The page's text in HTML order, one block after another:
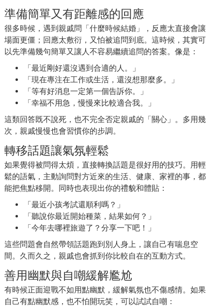
準備簡單又有距離感的回應
很多時候，遇到親戚問「什麼時候結婚」，反應太直接會讓
場面更僵；回應太敷衍，又怕被追問到底。這時候，其實可
以先準備幾句簡單又讓人不容易繼續追問的答案。像是：
「最近剛好還沒遇到合適的人。」
「現在專注在工作或生活，還沒想那麼多。」
「等有好消息一定第一個告訴你。」
「幸福不用急，慢慢來比較適合我。」
這類回答既不說死，也不完全否定親戚的「關心」。多用幾
次，親戚慢慢也會習慣你的步調。
轉移話題讓氣氛輕鬆
如果覺得被問得太煩，直接轉換話題是很好用的技巧。用輕
鬆的語氣，主動詢問對方近來的生活、健康、家裡的事，都
能把焦點移開。同時也表現出你的禮貌和體貼：
「最近小孩考試還順利嗎？」
「聽說你最近開始種菜，結果如何？」
「今年去哪裡旅遊了？分享一下吧！」
這些問題會自然帶領話題跑到別人身上，讓自己有喘息空
間。久而久之，親戚也會抓到你比較自在的互動方式。
善用幽默與自嘲緩解尷尬
有時候正面迎戰不如用點幽默，緩解氣氛也不傷感情。如果
自己有點幽默感，也不怕開玩笑，可以試試自嘲：